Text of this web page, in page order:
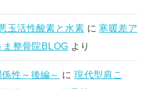
玉活性酸素と水素 に 寒暖差ア
ま整骨院BLOG より
性～後編～ に現代型肩こ